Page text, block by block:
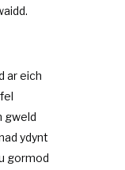
ar eich
gweld
ydynt
gormod